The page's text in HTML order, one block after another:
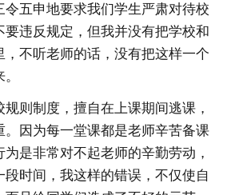
令五申地要求我们学生严肃对待校
要违反规定，但我并没有把学校和
，不听老师的话，没有把这样一个
则制度，擅自在上课期间逃课，
。因为每一堂课都是老师辛苦备课
是非常对不起老师的辛勤劳动，
段时间，我这样的错误，不仅使自